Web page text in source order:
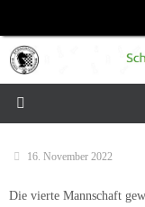
springen
16. November 2022
Die vierte Mannschaft